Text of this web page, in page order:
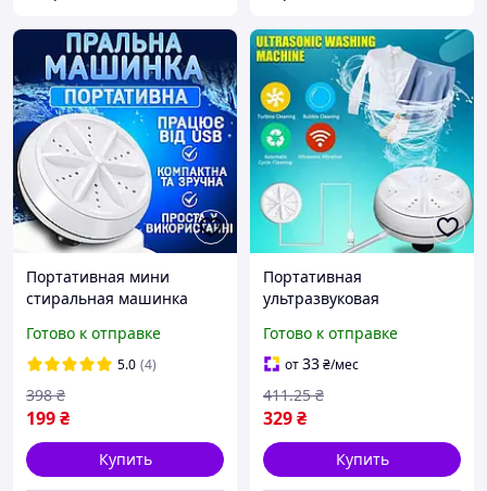
Портативная мини
стиральная машинка
стиралка от USB
переносная для стирки
ЮСБ
Готово к отправке
5.0 (4)
199₴
398 ₴
Купить
Портативная
ультразвуковая
мини машинка для
стирки белья usb,
Малогабаритная машина
5016_web
Готово к отправке
от33₴/мес
329₴
411.25 ₴
Купить